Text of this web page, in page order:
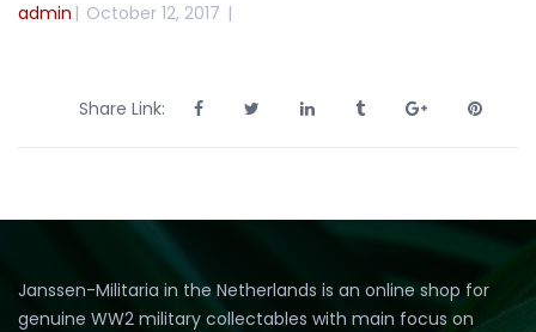
admin | October 12, 2017 |
Share Link:
Janssen-Militaria in the Netherlands is an online shop for
genuine WW2 military collectables with main focus on